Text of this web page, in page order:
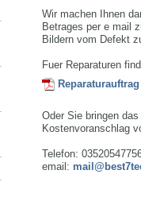
Wir machen Ihnen
Betrages per e mail
Bildern vom Defekt
Fuer Reparaturen
Reparaturauftrag
Oder Sie bringen
Kostenvoranschlag
Telefon:
email: